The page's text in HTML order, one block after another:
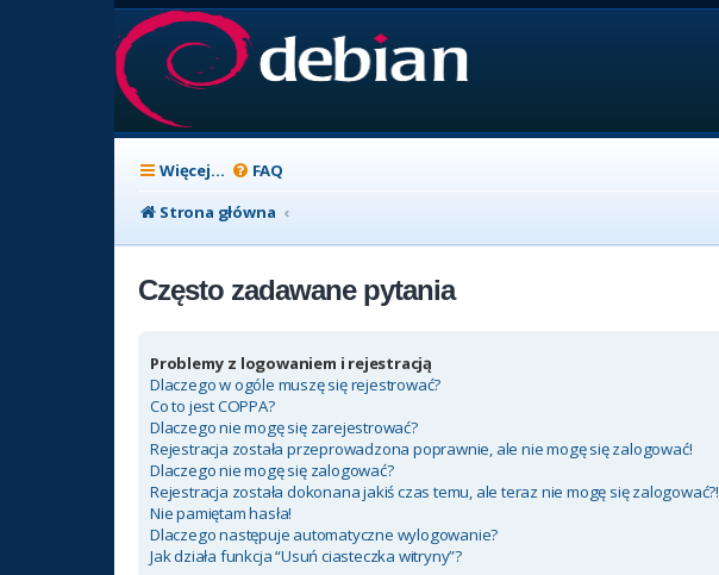
Więcej… FAQ
Strona główna
Często zadawane pytania
Problemy z logowaniem i rejestracją
Dlaczego w ogóle muszę się rejestrować?
Co to jest COPPA?
Dlaczego nie mogę się zarejestrować?
Rejestracja została przeprowadzona poprawnie, ale nie mogę się zalogować!
Dlaczego nie mogę się zalogować?
Rejestracja została dokonana jakiś czas temu, ale teraz nie mogę się zalogować?!
Nie pamiętam hasła!
Dlaczego następuje automatyczne wylogowanie?
Jak działa funkcja “Usuń ciasteczka witryny”?